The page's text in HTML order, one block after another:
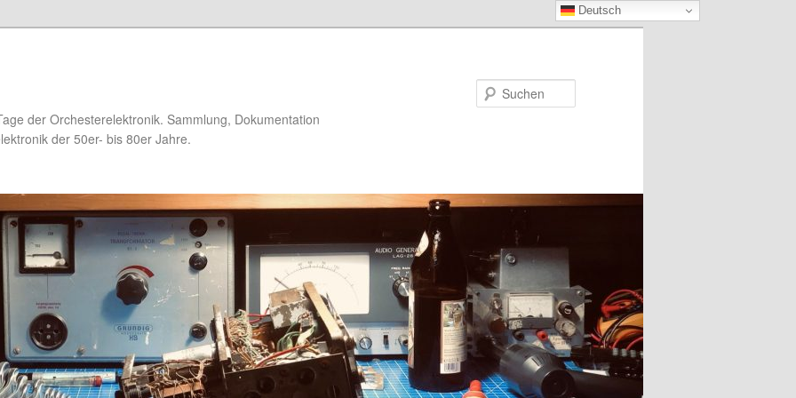
der Orchesterelektronik. Sammlung, Dokumentation
der 50er- bis 80er Jahre.
Deutsch